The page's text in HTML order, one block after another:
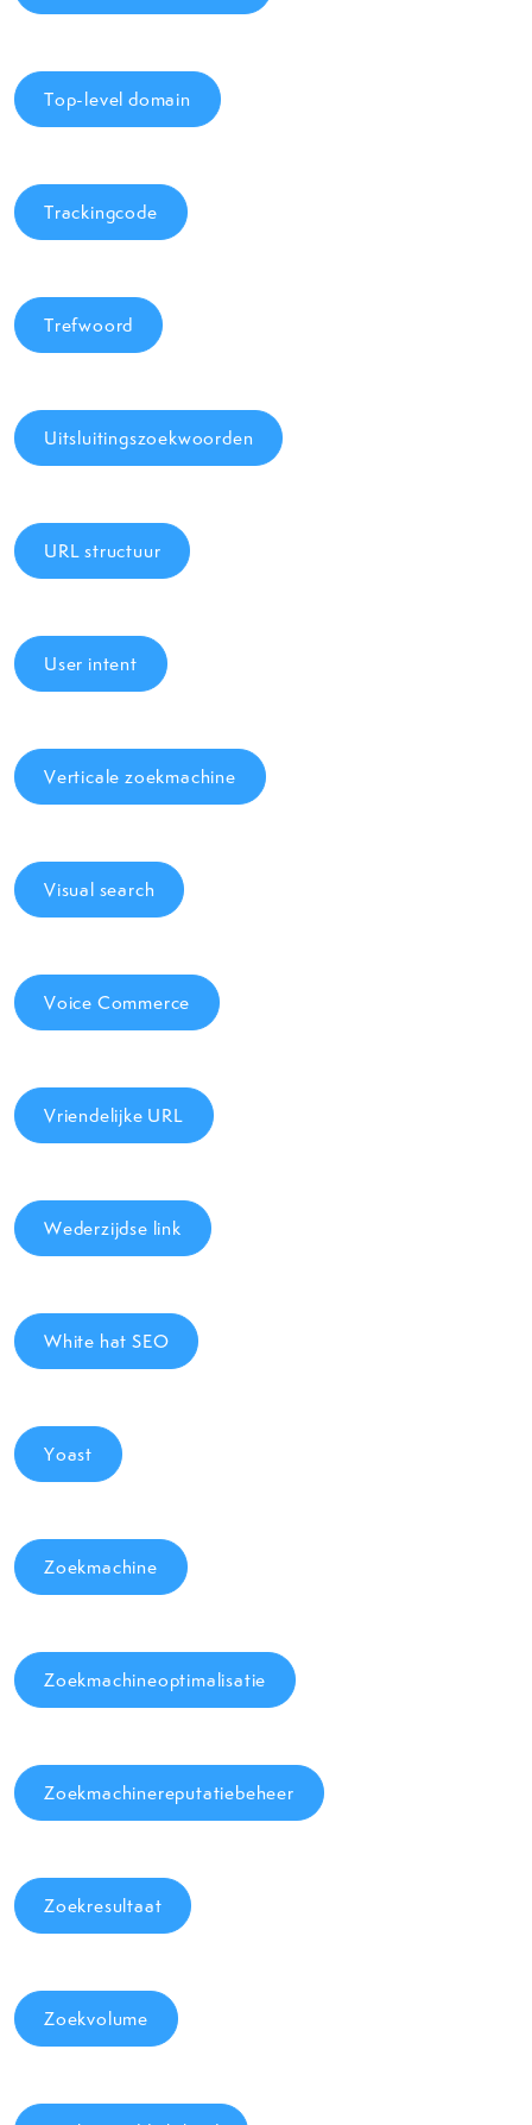
Top-level domain
Trackingcode
Trefwoord
Uitsluitingszoekwoorden
URL structuur
User intent
Verticale zoekmachine
Visual search
Voice Commerce
Vriendelijke URL
Wederzijdse link
White hat SEO
Yoast
Zoekmachine
Zoekmachineoptimalisatie
Zoekmachinereputatiebeheer
Zoekresultaat
Zoekvolume